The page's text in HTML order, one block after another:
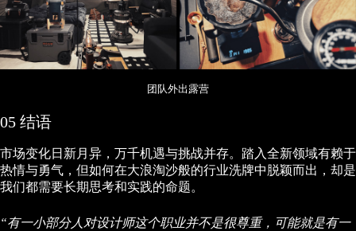
团队外出露营
05 结语
市场变化日新月异，万千机遇与挑战并存。踏入全新领域有赖于
热情与勇气，但如何在大浪淘沙般的行业洗牌中脱颖而出，却是
我们都需要长期思考和实践的命题。
“有一小部分人对设计师这个职业并不是很尊重，可能就是有一